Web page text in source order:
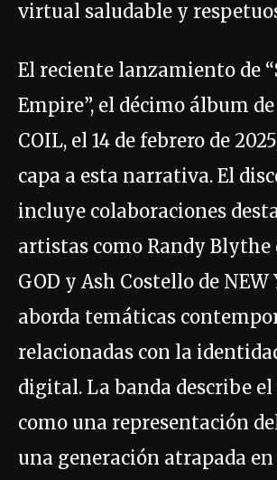
virtual saludable y
El reciente lanzamiento de
Empire”, el décimo álbum
COIL, el 14 de febrero de
capa a esta narrativa. El
incluye colaboraciones
artistas como Randy Blythe
GOD y Ash Costello de NEW
aborda temáticas
relacionadas con la
digital. La banda describe
como una representación
una generación atrapada